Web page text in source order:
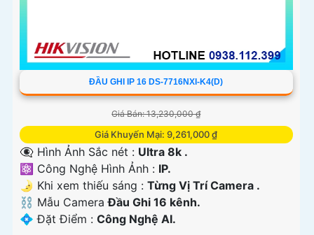
ĐẦU GHI IP 16 DS-7716NXI-K4(D)
Giá Bán: 13,230,000 ₫
Giá Khuyến Mại: 9,261,000 ₫
👁️‍🗨 Hình Ảnh Sắc nét : Ultra 8k .
⚛️ Công Nghệ Hình Ảnh : IP.
🌛 Khi xem thiếu sáng : Từng Vị Trí Camera .
⛓ Mẫu CameraĐầu Ghi 16 kênh.
️💠 Đặt Điểm : Công Nghệ AI.